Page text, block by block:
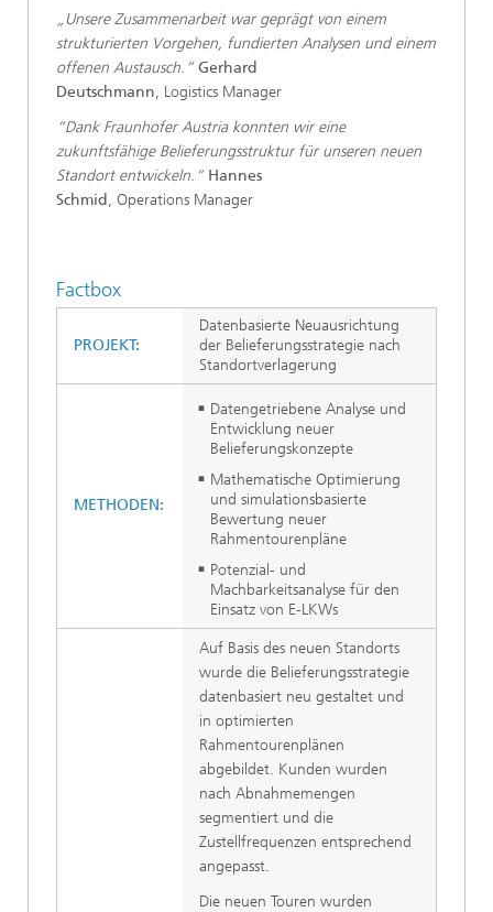
„Unsere Zusammenarbeit war geprägt von einem
strukturierten Vorgehen, fundierten Analysen und einem
offenen Austausch.” Gerhard
Deutschmann, Logistics Manager
“Dank Fraunhofer Austria konnten wir eine
zukunftsfähige Belieferungsstruktur für unseren neuen
Standort entwickeln.“Hannes
Schmid, Operations Manager
Factbox
PROJEKT:
Datenbasierte Neuausrichtung
der Belieferungsstrategie nach
Standortverlagerung
METHODEN:
Datengetriebene Analyse und
Entwicklung neuer
Belieferungskonzepte
Mathematische Optimierung
und simulationsbasierte
Bewertung neuer
Rahmentourenpläne
Potenzial- und
Machbarkeitsanalyse für den
Einsatz von E-LKWs
Auf Basis des neuen Standorts
wurde die Belieferungsstrategie
datenbasiert neu gestaltet und
in optimierten
Rahmentourenplänen
abgebildet. Kunden wurden
nach Abnahmemengen
segmentiert und die
Zustellfrequenzen entsprechend
angepasst.
Die neuen Touren wurden